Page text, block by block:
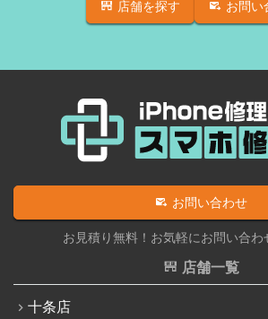
iPadバッテリー交換
iPad液晶パネル交換修理（画面表示
iPad水没洗浄作業
iPadその他部品修理
Nintendo Switch修理実績
Nintendo Switchその他部品修理
Nintendo Switchバッテリー交換
iPhone SE（第2世代）
iPhone 12 Pro
iPhone 12 mini
iPhone 12 Pro Max
iPhone 13 Pro
iPhone 13 Pro Max
iPhone SE（第3世代）
店舗を探す お問い
お問い合わせ
お見積り無料！お気軽にお問い合わ
店舗一覧
十条店